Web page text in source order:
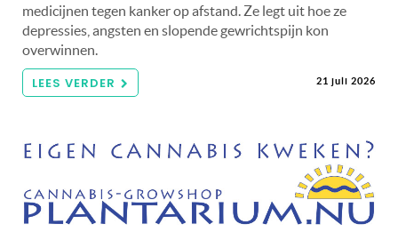
medicijnen tegen kanker op afstand. Ze legt uit hoe ze
depressies, angsten en slopende gewrichtspijn kon
overwinnen.
LEES VERDER 21 juli 2026